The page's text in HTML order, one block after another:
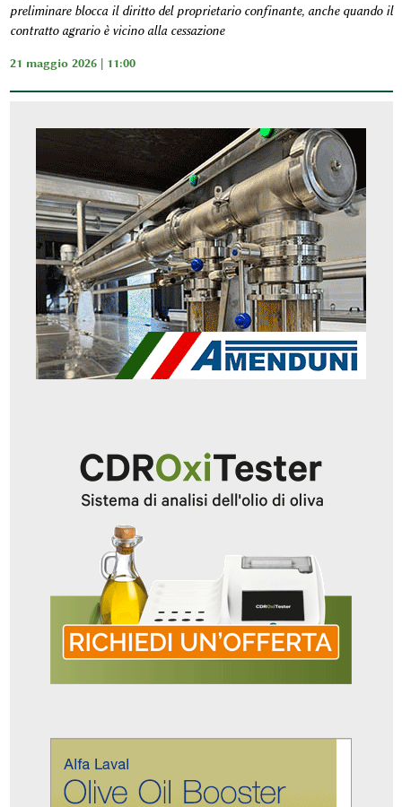
preliminare blocca il diritto del proprietario confinante, anche quando il
contratto agrario è vicino alla cessazione
21 maggio 2026 | 11:00